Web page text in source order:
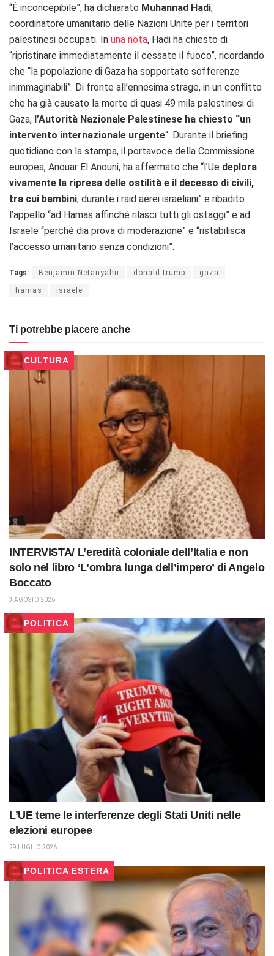
“È inconcepibile”, ha dichiarato Muhannad Hadi,
coordinatore umanitario delle Nazioni Unite per i territori
palestinesi occupati. In una nota, Hadi ha chiesto di
“ripristinare immediatamente il cessate il fuoco”, ricordando
che “la popolazione di Gaza ha sopportato sofferenze
inimmaginabili”. Di fronte all’ennesima strage, in un conflitto
che ha già causato la morte di quasi 49 mila palestinesi di
Gaza, l’Autorità Nazionale Palestinese ha chiesto “un
intervento internazionale urgente“. Durante il briefing
quotidiano con la stampa, il portavoce della Commissione
europea, Anouar El Anouni, ha affermato che “l’Ue deplora
vivamente la ripresa delle ostilità e il decesso di civili,
tra cui bambini, durante i raid aerei israeliani” e ribadito
l’appello “ad Hamas affinché rilasci tutti gli ostaggi” e ad
Israele “perché dia prova di moderazione” e “ristabilisca
l’accesso umanitario senza condizioni”.
Tags: Benjamin Netanyahu donald trump gaza
hamas israele
Ti potrebbe piacere anche
CULTURA
INTERVISTA/ L’eredità coloniale dell’Italia e non
solo nel libro ‘L’ombra lunga dell’impero’ di Angelo
Boccato
3 AGOSTO 2026
POLITICA
L’UE teme le interferenze degli Stati Uniti nelle
elezioni europee
29 LUGLIO 2026
POLITICA ESTERA